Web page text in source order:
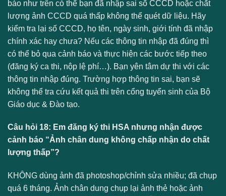
báo như trên có thể bạn đã nhập sai số CCCD hoặc chất
lượng ảnh CCCD quá thấp không thể quét dữ liệu. Hãy
kiểm tra lại số CCCD, họ tên, ngày sinh, giới tính đã nhập
chính xác hay chưa? Nếu các thông tin nhập đã đúng thì
có thể bỏ qua cảnh báo và thực hiện các bước tiếp theo
(đăng ký ca thi, nộp lệ phí…). Bạn yên tâm dự thi với các
thông tin nhập đúng. Trường hợp thông tin sai, bạn sẽ
không thể tra cứu kết quả thi trên cổng tuyển sinh của Bộ
Giáo dục & Đào tạo.
Câu hỏi 18: Em đăng ký thi HSA nhưng nhận được
cảnh báo “Ảnh chân dung không chấp nhận do chất
lượng thấp”?
KHÔNG dùng ảnh đã photoshop/chỉnh sửa nhiều; đã chụp
quá 6 tháng. Ảnh chân dung chụp lại ảnh thẻ hoặc ảnh